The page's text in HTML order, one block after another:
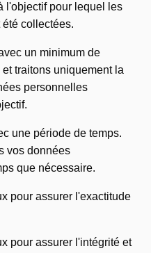
l'objectif pour lequel les
collectées.
un minimum de
traitons uniquement la
personnelles
une période de temps.
vos données
que nécessaire.
pour assurer l'exactitude
pour assurer l'intégrité et